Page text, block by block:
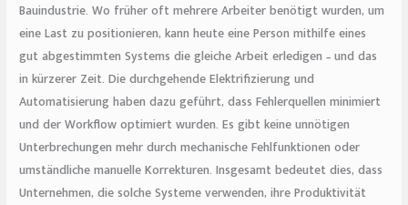
Bauindustrie. Wo früher oft mehrere Arbeiter benötigt wurden, um
eine Last zu positionieren, kann heute eine Person mithilfe eines
gut abgestimmten Systems die gleiche Arbeit erledigen – und das
in kürzerer Zeit. Die durchgehende Elektrifizierung und
Automatisierung haben dazu geführt, dass Fehlerquellen minimiert
und der Workflow optimiert wurden. Es gibt keine unnötigen
Unterbrechungen mehr durch mechanische Fehlfunktionen oder
umständliche manuelle Korrekturen. Insgesamt bedeutet dies, dass
Unternehmen, die solche Systeme verwenden, ihre Produktivität